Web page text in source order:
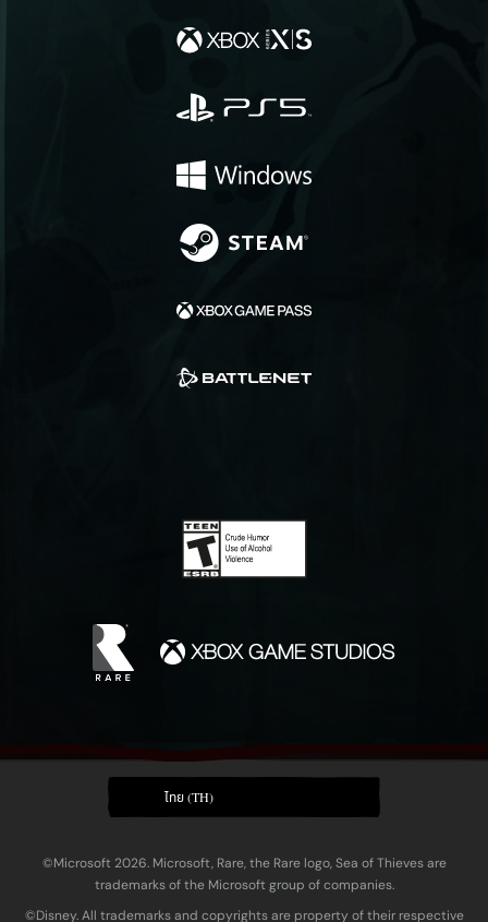
ไทย (TH)
©Microsoft 2026. Microsoft, Rare, the Rare logo, Sea of Thieves are
trademarks of the Microsoft group of companies.
©Disney. All trademarks and copyrights are property of their respective